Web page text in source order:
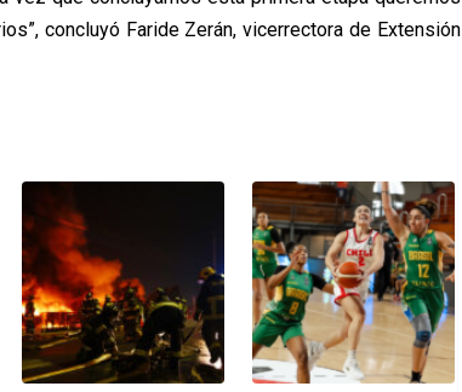
concluyó Faride Zerán, vicerrectora de Extensión